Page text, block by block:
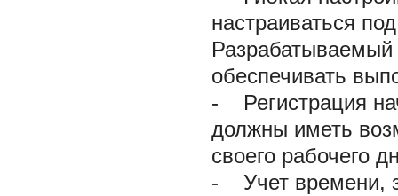
настраиваться
Разрабатываемый
обеспечивать
-
Регистрация
должны иметь
своего рабочего
-
Учет времени,